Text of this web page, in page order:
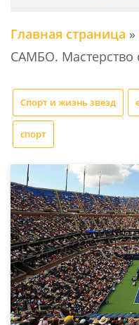
Главная страница »
САМБО. Мастерство
Спорт и жизнь звезд
спорт